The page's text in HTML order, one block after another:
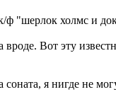
"шерлок холмс и
Вот эту
соната, я нигде не